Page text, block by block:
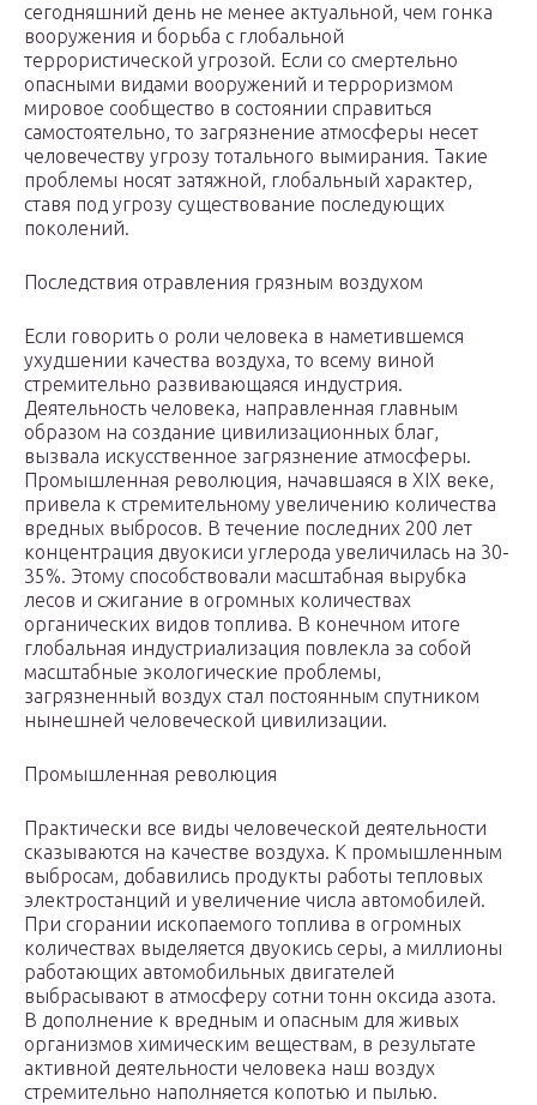
сегодняшний день не менее актуальной, чем гонка
вооружения и борьба с глобальной
террористической угрозой. Если со смертельно
опасными видами вооружений и терроризмом
мировое сообщество в состоянии справиться
самостоятельно, то загрязнение атмосферы несет
человечеству угрозу тотального вымирания. Такие
проблемы носят затяжной, глобальный характер,
ставя под угрозу существование последующих
поколений.
Последствия отравления грязным воздухом
Если говорить о роли человека в наметившемся
ухудшении качества воздуха, то всему виной
стремительно развивающаяся индустрия.
Деятельность человека, направленная главным
образом на создание цивилизационных благ,
вызвала искусственное загрязнение атмосферы.
Промышленная революция, начавшаяся в XIX веке,
привела к стремительному увеличению количества
вредных выбросов. В течение последних 200 лет
концентрация двуокиси углерода увеличилась на 30-
35%. Этому способствовали масштабная вырубка
лесов и сжигание в огромных количествах
органических видов топлива. В конечном итоге
глобальная индустриализация повлекла за собой
масштабные экологические проблемы,
загрязненный воздух стал постоянным спутником
нынешней человеческой цивилизации.
Промышленная революция
Практически все виды человеческой деятельности
сказываются на качестве воздуха. К промышленным
выбросам, добавились продукты работы тепловых
электростанций и увеличение числа автомобилей.
При сгорании ископаемого топлива в огромных
количествах выделяется двуокись серы, а миллионы
работающих автомобильных двигателей
выбрасывают в атмосферу сотни тонн оксида азота.
В дополнение к вредным и опасным для живых
организмов химическим веществам, в результате
активной деятельности человека наш воздух
стремительно наполняется копотью и пылью.